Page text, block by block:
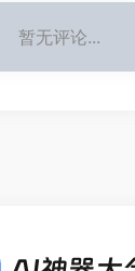
暂无评论...